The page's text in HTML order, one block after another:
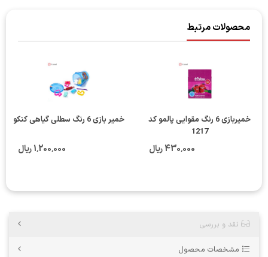
محصولات مرتبط
خمیربازی 6 رنگ مقوایی پالمو کد
1217
430٬000 ریال
خمیر بازی 6 رنگ سطلی گیاهی کنکو
1٬200٬000 ریال
نقد و بررسی
مشخصات محصول